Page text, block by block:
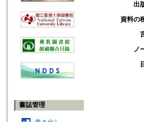
書誌管理
出
資料の
ノ